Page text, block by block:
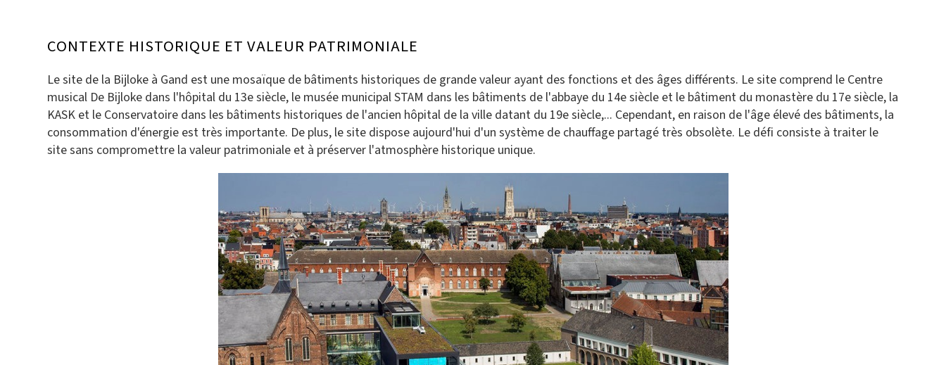
CONTEXTE HISTORIQUE ET VALEUR PATRIMONIALE
Le site de la Bijloke à Gand est une mosaïque de bâtiments historiques de grande valeur ayant des fonctions et des âges différents. Le site comprend le Centre
musical De Bijloke dans l'hôpital du 13e siècle, le musée municipal STAM dans les bâtiments de l'abbaye du 14e siècle et le bâtiment du monastère du 17e siècle, la
KASK et le Conservatoire dans les bâtiments historiques de l'ancien hôpital de la ville datant du 19e siècle,... Cependant, en raison de l'âge élevé des bâtiments, la
consommation d'énergie est très importante. De plus, le site dispose aujourd'hui d'un système de chauffage partagé très obsolète. Le défi consiste à traiter le
site sans compromettre la valeur patrimoniale et à préserver l'atmosphère historique unique.